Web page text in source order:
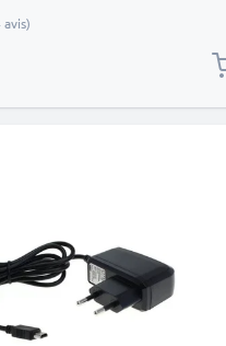
Câble de Charge 1,2m
avis)